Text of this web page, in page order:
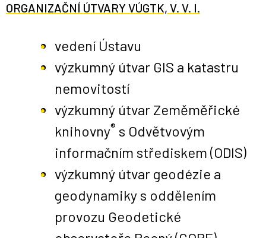
ORGANIZAČNÍ ÚTVARY VÚGTK, V. V. I.
vedení Ústavu
výzkumný útvar GIS a katastru
nemovitostí
výzkumný útvar Zeměměřické
knihovny® s Odvětvovým
informačním střediskem (ODIS)
výzkumný útvar geodézie a
geodynamiky s oddělením
provozu Geodetické